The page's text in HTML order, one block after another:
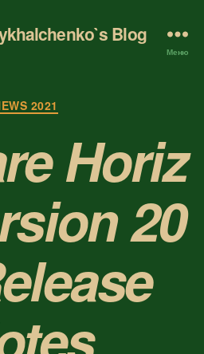
Blog
Меню
Категорії
2021
Horiz
20